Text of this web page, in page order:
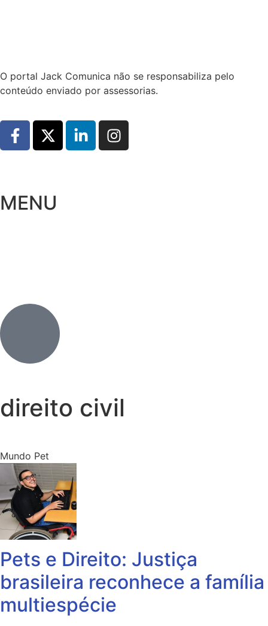
O portal Jack Comunica não se responsabiliza pelo
conteúdo enviado por assessorias.
MENU
direito civil
Mundo Pet
Pets e Direito: Justiça
brasileira reconhece a família
multiespécie